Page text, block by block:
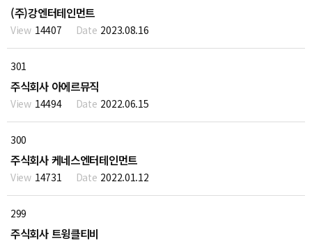
(주)강엔터테인먼트
14407 2023.08.16
301
주식회사 아에르뮤직
14494 2022.06.15
300
주식회사 케네스엔터테인먼트
14731 2022.01.12
299
주식회사 트윙클티비